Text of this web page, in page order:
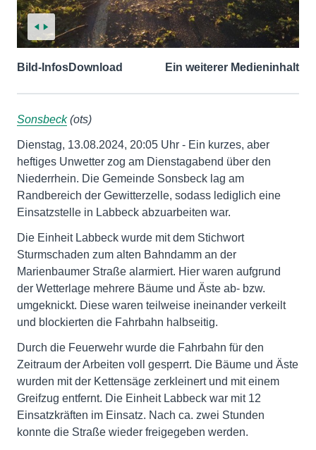
Bild-InfosDownload Ein weiterer Medieninhalt
Sonsbeck(ots)
Dienstag, 13.08.2024, 20:05 Uhr - Ein kurzes, aber
heftiges Unwetter zog am Dienstagabend über den
Niederrhein. Die Gemeinde Sonsbeck lag am
Randbereich der Gewitterzelle, sodass lediglich eine
Einsatzstelle in Labbeck abzuarbeiten war.
Die Einheit Labbeck wurde mit dem Stichwort
Sturmschaden zum alten Bahndamm an der
Marienbaumer Straße alarmiert. Hier waren aufgrund
der Wetterlage mehrere Bäume und Äste ab- bzw.
umgeknickt. Diese waren teilweise ineinander verkeilt
und blockierten die Fahrbahn halbseitig.
Durch die Feuerwehr wurde die Fahrbahn für den
Zeitraum der Arbeiten voll gesperrt. Die Bäume und Äste
wurden mit der Kettensäge zerkleinert und mit einem
Greifzug entfernt. Die Einheit Labbeck war mit 12
Einsatzkräften im Einsatz. Nach ca. zwei Stunden
konnte die Straße wieder freigegeben werden.